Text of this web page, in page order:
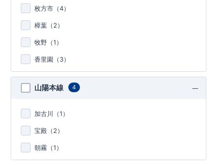
枚方市（4）
樟葉（2）
牧野（1）
香里園（3）
山陽本線 4
加古川（1）
宝殿（2）
朝霧（1）